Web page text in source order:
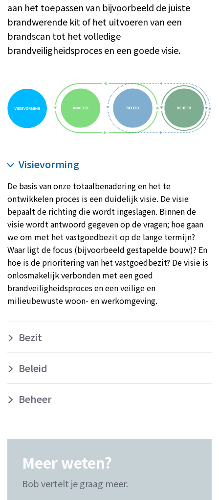
aan het toepassen van bijvoorbeeld de juiste
brandwerende kit of het uitvoeren van een
brandscan tot het volledige
brandveiligheidsproces en een goede visie.
Visievorming
De basis van onze totaalbenadering en het te
ontwikkelen proces is een duidelijk visie. De visie
bepaalt de richting die wordt ingeslagen. Binnen de
visie wordt antwoord gegeven op de vragen; hoe gaan
we om met het vastgoedbezit op de lange termijn?
Waar ligt de focus (bijvoorbeeld gestapelde bouw)? En
hoe is de prioritering van het vastgoedbezit? De visie is
onlosmakelijk verbonden met een goed
brandveiligheidsproces en een veilige en
milieubewuste woon- en werkomgeving.
Bezit
Beleid
Beheer
Meer weten?
Bob vertelt je graag meer.